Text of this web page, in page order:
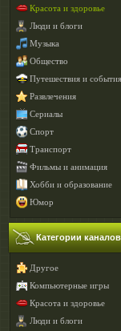
Красота и здоровье
Люди и блоги
Музыка
Общество
Путешествия и события
Развлечения
Сериалы
Спорт
Транспорт
Фильмы и анимация
Хобби и образование
Юмор
Категории каналов
Другое
Компьютерные игры
Красота и здоровье
Люди и блоги